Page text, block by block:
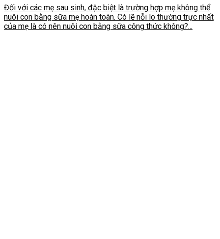
Đối với các mẹ sau sinh, đặc biệt là trường hợp mẹ không thể
nuôi con bằng sữa mẹ hoàn toàn. Có lẽ nỗi lo thường trực nhất
của mẹ là có nên nuôi con bằng sữa công thức không?...